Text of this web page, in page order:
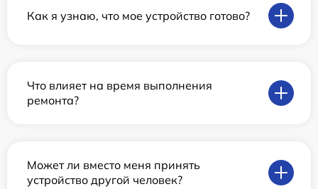
Как я узнаю, что мое устройство готово?
Что влияет на время выполнения
ремонта?
Может ли вместо меня принять
устройство другой человек?